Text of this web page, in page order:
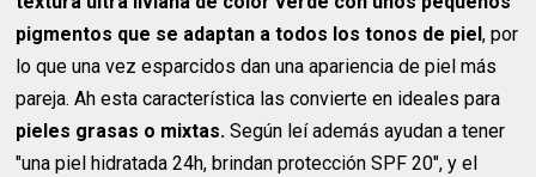
pigmentos que se adaptan a todos los tonos de piel, por
lo que una vez esparcidos dan una apariencia de piel más
pareja. Ah esta característica las convierte en ideales para
pieles grasas o mixtas. Según leí además ayudan a tener
"una piel hidratada 24h, brindan protección SPF 20", y el